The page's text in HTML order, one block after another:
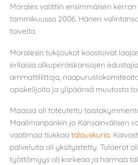
Morales valittiin ensimmäisen
tammikuussa 2006. Hänen
toiveita.
Moralesin tukijoukot koostuivat
erilaisia alkuperäiskansojen
ammattiliittoja,
opiskelijoita ja ylipäänsä muutosta
Maassa oli toteutettu
Maailmanpankin ja Kansainvälisen
vaatimaa tiukkaa talouskuria.
palveluita oli yksityistetty. Tuloerot
työttömyys oli korkeaa ja harmaa